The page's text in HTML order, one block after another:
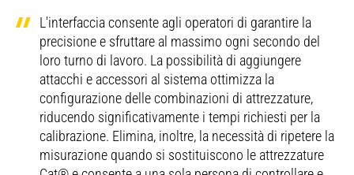
Foro 105 mm
Corsa 135 mm
Cilindrata 7.01 l
Opuscolo
L'interfaccia consente agli operatori di garantire la
precisione e sfruttare al massimo ogni secondo del
loro turno di lavoro. La possibilità di aggiungere
attacchi e accessori al sistema ottimizza la
configurazione delle combinazioni di attrezzature,
riducendo significativamente i tempi richiesti per la
calibrazione. Elimina, inoltre, la necessità di ripetere la
misurazione quando si sostituiscono le attrezzature